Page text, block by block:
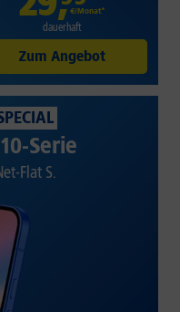
€/Monat*
dauerhaft
Zum Angebot
Serie
Flat S.